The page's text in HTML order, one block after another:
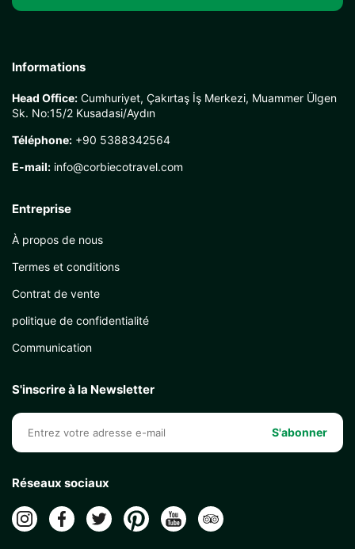
Informations
Head Office: Cumhuriyet, Çakırtaş İş Merkezi, Muammer Ülgen
Sk. No:15/2 Kusadasi/Aydın
Téléphone: +90 5388342564
E-mail: info@corbiecotravel.com
Entreprise
À propos de nous
Termes et conditions
Contrat de vente
politique de confidentialité
Communication
S'inscrire à la Newsletter
S'abonner
Réseaux sociaux